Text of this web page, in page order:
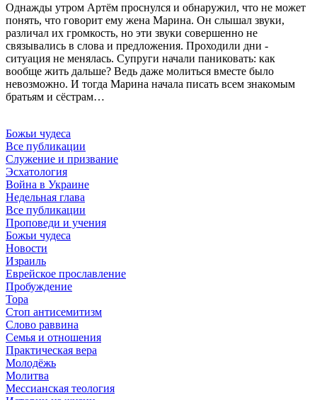
Однажды утром Артём проснулся и обнаружил, что не может
понять, что говорит ему жена Марина. Он слышал звуки,
различал их громкость, но эти звуки совершенно не
связывались в слова и предложения. Проходили дни -
ситуация не менялась. Супруги начали паниковать: как
вообще жить дальше? Ведь даже молиться вместе было
невозможно. И тогда Марина начала писать всем знакомым
братьям и сёстрам…
Божьи чудеса
Все публикации
Служение и призвание
Эсхатология
Война в Украине
Недельная глава
Все публикации
Проповеди и учения
Божьи чудеса
Новости
Израиль
Еврейское прославление
Пробуждение
Тора
Стоп антисемитизм
Слово раввина
Семья и отношения
Практическая вера
Молодёжь
Молитва
Мессианская теология